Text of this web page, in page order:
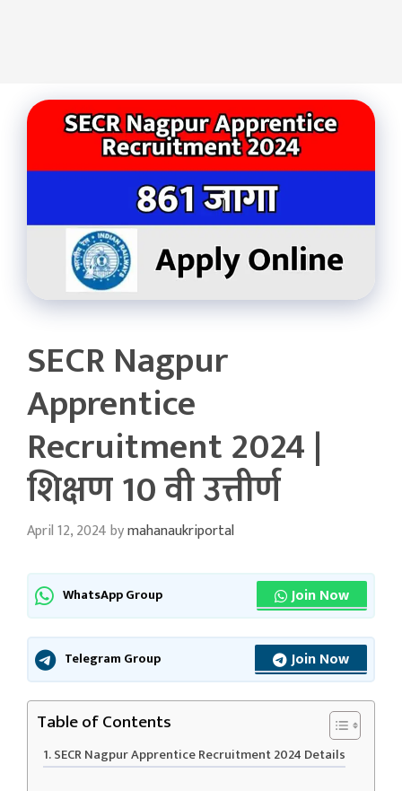
SECR Nagpur
Apprentice
Recruitment 2024 |
शिक्षण 10 वी उत्तीर्ण
April 12, 2024bymahanaukriportal
WhatsApp Group Join Now
Telegram Group Join Now
Table of Contents
SECR Nagpur Apprentice Recruitment 2024 Details